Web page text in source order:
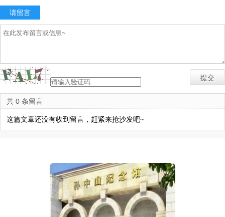
请留言
共 0 条留言
这篇文章还没有收到留言，赶紧来抢沙发吧~